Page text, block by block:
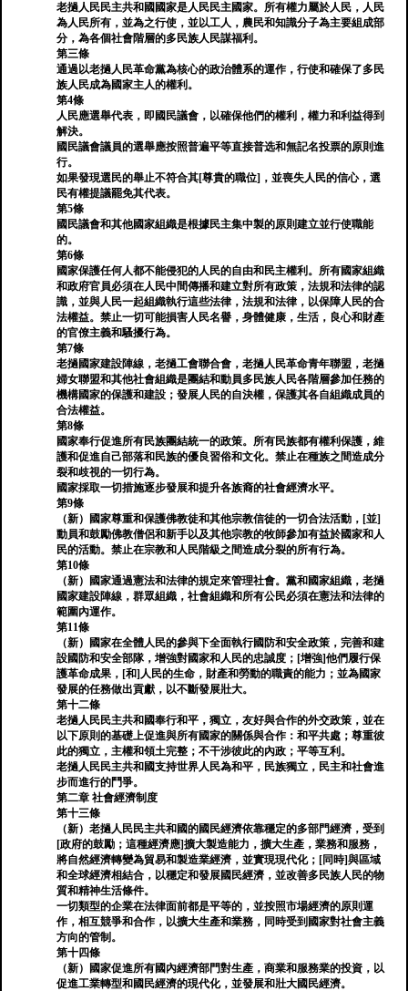
老撾人民民主共和國國家是人民民主國家。所有權力屬於人民，人民
為人民所有，並為之行使，並以工人，農民和知識分子為主要組成部
分，為各個社會階層的多民族人民謀福利。
第三條
通過以老撾人民革命黨為核心的政治體系的運作，行使和確保了多民
族人民成為國家主人的權利。
第4條
人民應選舉代表，即國民議會，以確保他們的權利，權力和利益得到
解決。
國民議會議員的選舉應按照普遍平等直接普选和無記名投票的原則進
行。
如果發現選民的舉止不符合其[尊貴的職位]，並喪失人民的信心，選
民有權提議罷免其代表。
第5條
國民議會和其他國家組織是根據民主集中製的原則建立並行使職能
的。
第6條
國家保護任何人都不能侵犯的人民的自由和民主權利。所有國家組織
和政府官員必須在人民中間傳播和建立對所有政策，法規和法律的認
識，並與人民一起組織執行這些法律，法規和法律，以保障人民的合
法權益。禁止一切可能損害人民名譽，身體健康，生活，良心和財產
的官僚主義和騷擾行為。
第7條
老撾國家建設陣線，老撾工會聯合會，老撾人民革命青年聯盟，老撾
婦女聯盟和其他社會組織是團結和動員多民族人民各階層參加任務的
機構國家的保護和建設；發展人民的自決權，保護其各自組織成員的
合法權益。
第8條
國家奉行促進所有民族團結統一的政策。所有民族都有權利保護，維
護和促進自己部落和民族的優良習俗和文化。禁止在種族之間造成分
裂和歧視的一切行為。
國家採取一切措施逐步發展和提升各族裔的社會經濟水平。
第9條
（新）國家尊重和保護佛教徒和其他宗教信徒的一切合法活動，[並]
動員和鼓勵佛教僧侶和新手以及其他宗教的牧師參加有益於國家和人
民的活動。禁止在宗教和人民階級之間造成分裂的所有行為。
第10條
（新）國家通過憲法和法律的規定來管理社會。黨和國家組織，老撾
國家建設陣線，群眾組織，社會組織和所有公民必須在憲法和法律的
範圍內運作。
第11條
（新）國家在全體人民的參與下全面執行國防和安全政策，完善和建
設國防和安全部隊，增強對國家和人民的忠誠度；[增強]他們履行保
護革命成果，[和]人民的生命，財產和勞動的職責的能力；並為國家
發展的任務做出貢獻，以不斷發展壯大。
第十二條
老撾人民民主共和國奉行和平，獨立，友好與合作的外交政策，並在
以下原則的基礎上促進與所有國家的關係與合作：和平共處；尊重彼
此的獨立，主權和領土完整；不干涉彼此的內政；平等互利。
老撾人民民主共和國支持世界人民為和平，民族獨立，民主和社會進
步而進行的鬥爭。
第二章 社會經濟制度
第十三條
（新）老撾人民民主共和國的國民經濟依靠穩定的多部門經濟，受到
[政府的鼓勵；這種經濟應]擴大製造能力，擴大生產，業務和服務，
將自然經濟轉變為貿易和製造業經濟，並實現現代化；[同時]與區域
和全球經濟相結合，以穩定和發展國民經濟，並改善多民族人民的物
質和精神生活條件。
一切類型的企業在法律面前都是平等的，並按照市場經濟的原則運
作，相互競爭和合作，以擴大生產和業務，同時受到國家對社會主義
方向的管制。
第十四條
（新）國家促進所有國內經濟部門對生產，商業和服務業的投資，以
促進工業轉型和國民經濟的現代化，並發展和壯大國民經濟。